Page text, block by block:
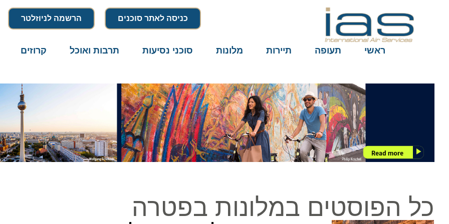
כניסה לאתר סוכנים הרשמה לניוזלטר
ראשי תעופה תיירות מלונות סוכני נסיעות תרבות ואוכל קרוזים
כל הפוסטים במלונות בפטרה